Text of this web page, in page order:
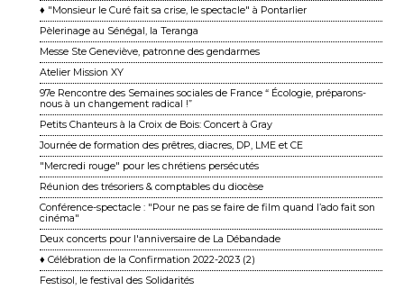
♦ "Monsieur le Curé fait sa crise, le spectacle" à Pontarlier
Pèlerinage au Sénégal, la Teranga
Messe Ste Geneviève, patronne des gendarmes
Atelier Mission XY
97e Rencontre des Semaines sociales de France “ Écologie, préparons-
nous à un changement ra dical !”
Petits Chanteurs à la Croix de Bois: Concert à Gray
Journée de formation des prêtres, diacres, DP, LME et CE
"Mercredi rouge" pour les chrétiens persécutés
Réunion des trésoriers & comptables du diocèse
Conférence-spectacle : "Pour ne pas se faire de film quand l’ado fait son
cinéma"
Deux concerts pour l'anniversaire de La Débandade
♦ Célébration de la Confirmation 2022-2023 (2)
Festisol, le festival des Solidarités